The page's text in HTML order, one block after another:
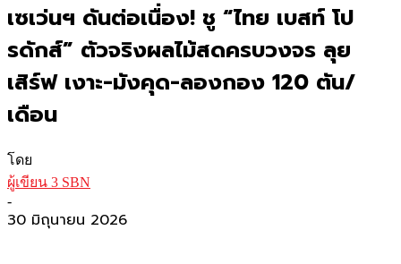
เซเว่นฯ ดันต่อเนื่อง! ชู “ไทย เบสท์ โป
รดักส์” ตัวจริงผลไม้สดครบวงจร ลุย
เสิร์ฟ เงาะ-มังคุด-ลองกอง 120 ตัน/
เดือน
โดย
ผู้เขียน 3 SBN
-
30 มิถุนายน 2026